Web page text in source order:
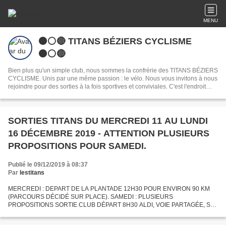
MENU
⚫️⚪️🔴 TITANS BÉZIERS CYCLISME
⚫️⚪️🔴
Bien plus qu'un simple club, nous sommes la confrérie des TITANS BÉZIERS
CYCLISME. Unis par une même passion : le vélo. Nous vous invitons à nous
rejoindre pour des sorties à la fois sportives et conviviales. C'est l'endroit
amitiés.
SORTIES TITANS DU MERCREDI 11 AU LUNDI
16 DÉCEMBRE 2019 - ATTENTION PLUSIEURS
PROPOSITIONS POUR SAMEDI.
Publié le 09/12/2019 à 08:37
Par lestitans
MERCREDI : DEPART DE LA PLANTADE 12H30 POUR ENVIRON 90 KM
(PARCOURS DÉCIDÉ SUR PLACE). SAMEDI : PLUSIEURS
PROPOSITIONS SORTIE CLUB DÉPART 8H30 ALDI, VOIE PARTAGÉE, ST
+ POUR CEUX QUI LE SOUHAITENT...